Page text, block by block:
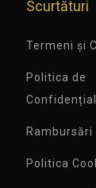
Scurtături
Termeni și
Politica de
Rambursări
Politica